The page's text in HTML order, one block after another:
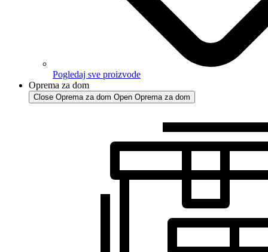
Pogledaj sve proizvode
Oprema za dom
Close Oprema za dom Open Oprema za dom